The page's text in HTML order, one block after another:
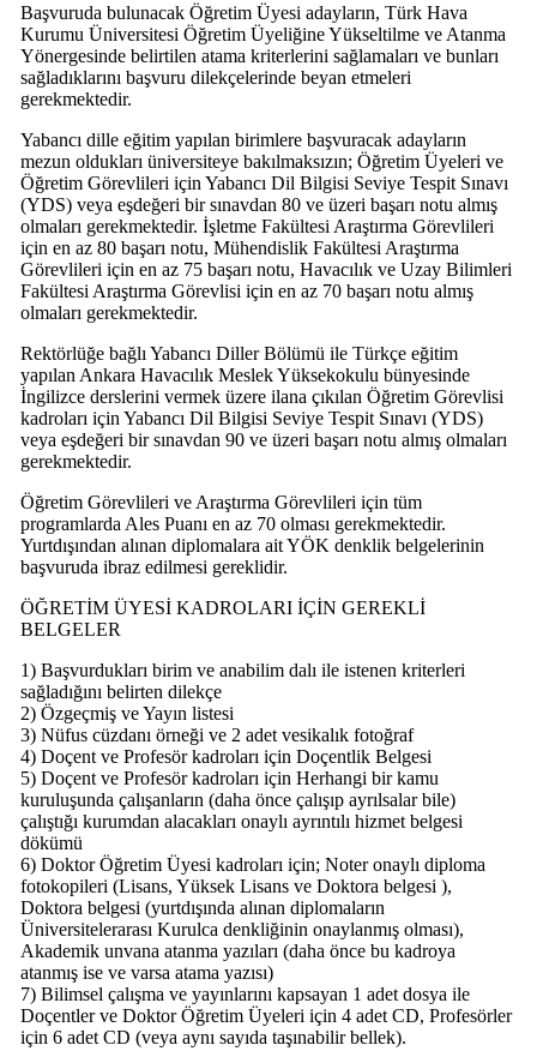
Başvuruda bulunacak Öğretim Üyesi adayların, Türk Hava
Kurumu Üniversitesi Öğretim Üyeliğine Yükseltilme ve Atanma
Yönergesinde belirtilen atama kriterlerini sağlamaları ve bunları
sağladıklarını başvuru dilekçelerinde beyan etmeleri
gerekmektedir.
Yabancı dille eğitim yapılan birimlere başvuracak adayların
mezun oldukları üniversiteye bakılmaksızın; Öğretim Üyeleri ve
Öğretim Görevlileri için Yabancı Dil Bilgisi Seviye Tespit Sınavı
(YDS) veya eşdeğeri bir sınavdan 80 ve üzeri başarı notu almış
olmaları gerekmektedir. İşletme Fakültesi Araştırma Görevlileri
için en az 80 başarı notu, Mühendislik Fakültesi Araştırma
Görevlileri için en az 75 başarı notu, Havacılık ve Uzay Bilimleri
Fakültesi Araştırma Görevlisi için en az 70 başarı notu almış
olmaları gerekmektedir.
Rektörlüğe bağlı Yabancı Diller Bölümü ile Türkçe eğitim
yapılan Ankara Havacılık Meslek Yüksekokulu bünyesinde
İngilizce derslerini vermek üzere ilana çıkılan Öğretim Görevlisi
kadroları için Yabancı Dil Bilgisi Seviye Tespit Sınavı (YDS)
veya eşdeğeri bir sınavdan 90 ve üzeri başarı notu almış olmaları
gerekmektedir.
Öğretim Görevlileri ve Araştırma Görevlileri için tüm
programlarda Ales Puanı en az 70 olması gerekmektedir.
Yurtdışından alınan diplomalara ait YÖK denklik belgelerinin
başvuruda ibraz edilmesi gereklidir.
ÖĞRETİM ÜYESİ KADROLARI İÇİN GEREKLİ
BELGELER
1) Başvurdukları birim ve anabilim dalı ile istenen kriterleri
sağladığını belirten dilekçe
2) Özgeçmiş ve Yayın listesi
3) Nüfus cüzdanı örneği ve 2 adet vesikalık fotoğraf
4) Doçent ve Profesör kadroları için Doçentlik Belgesi
5) Doçent ve Profesör kadroları için Herhangi bir kamu
kuruluşunda çalışanların (daha önce çalışıp ayrılsalar bile)
çalıştığı kurumdan alacakları onaylı ayrıntılı hizmet belgesi
dökümü
6) Doktor Öğretim Üyesi kadroları için; Noter onaylı diploma
fotokopileri (Lisans, Yüksek Lisans ve Doktora belgesi ),
Doktora belgesi (yurtdışında alınan diplomaların
Üniversitelerarası Kurulca denkliğinin onaylanmış olması),
Akademik unvana atanma yazıları (daha önce bu kadroya
atanmış ise ve varsa atama yazısı)
7) Bilimsel çalışma ve yayınlarını kapsayan 1 adet dosya ile
Doçentler ve Doktor Öğretim Üyeleri için 4 adet CD, Profesörler
için 6 adet CD (veya aynı sayıda taşınabilir bellek).